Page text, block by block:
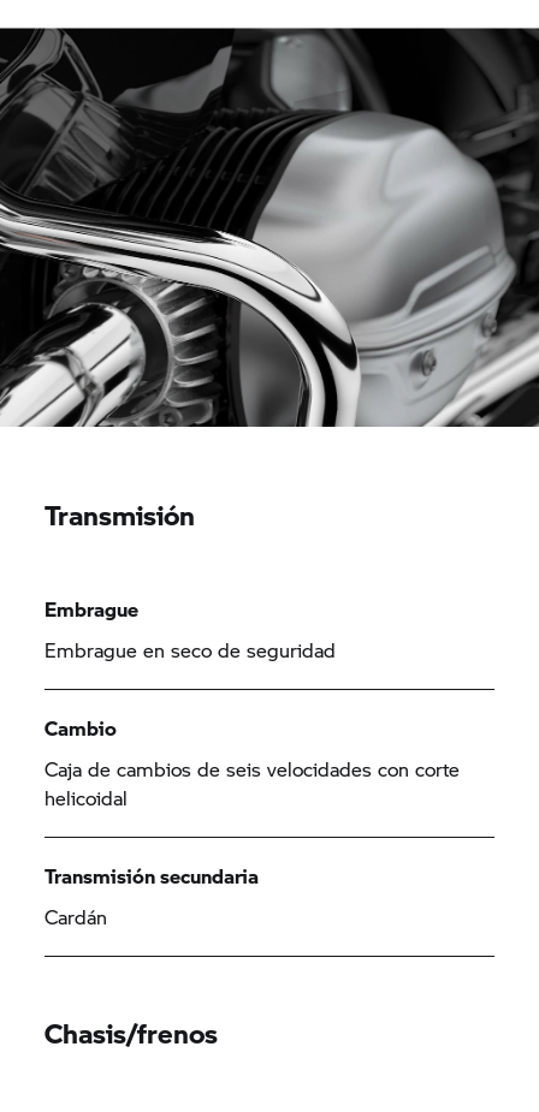
Transmisión
Embrague
Embrague en seco de seguridad
Cambio
Caja de cambios de seis velocidades con corte
helicoidal
Transmisión secundaria
Cardán
Chasis/frenos